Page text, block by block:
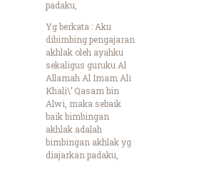
padaku,
Yg berkata : Aku
dibimbing pengajaran
akhlak oleh ayahku
sekaligus guruku Al
Allamah Al Imam Ali
Khali\’ Qasam bin
Alwi, maka sebaik
baik bimbingan
akhlak adalah
bimbingan akhlak yg
diajarkan padaku,